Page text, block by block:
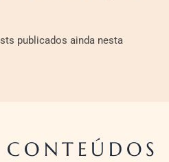
publicados ainda nesta